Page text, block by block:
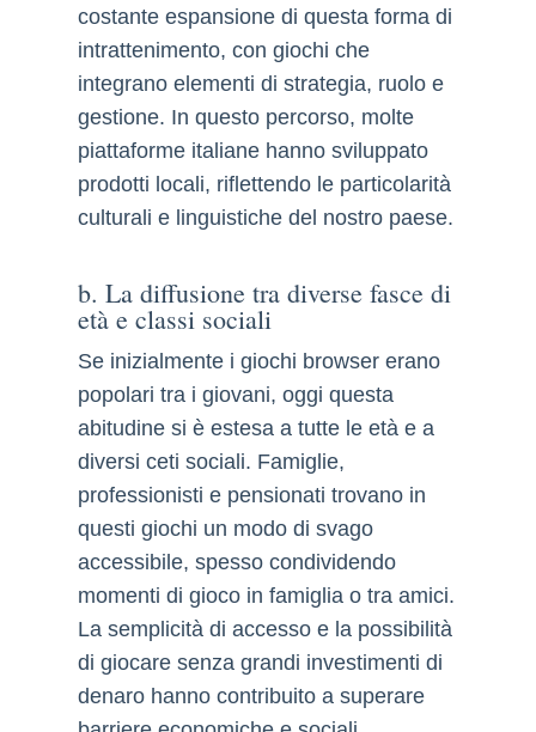
costante espansione di questa forma di
intrattenimento, con giochi che
integrano elementi di strategia, ruolo e
gestione. In questo percorso, molte
piattaforme italiane hanno sviluppato
prodotti locali, riflettendo le particolarità
culturali e linguistiche del nostro paese.
b. La diffusione tra diverse fasce di
età e classi sociali
Se inizialmente i giochi browser erano
popolari tra i giovani, oggi questa
abitudine si è estesa a tutte le età e a
diversi ceti sociali. Famiglie,
professionisti e pensionati trovano in
questi giochi un modo di svago
accessibile, spesso condividendo
momenti di gioco in famiglia o tra amici.
La semplicità di accesso e la possibilità
di giocare senza grandi investimenti di
denaro hanno contribuito a superare